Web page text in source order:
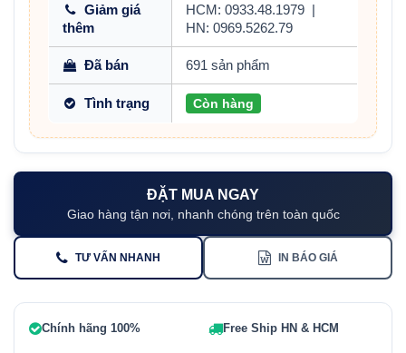
Giảm giá
thêm
HCM: 0933.48.1979
HN: 0969.5262.79
Đã bán 691 sản phẩm
Tình trạng Còn hàng
ĐẶT MUA NGAY
Giao hàng tận nơi, nhanh chóng trên toàn quốc
TƯ VẤN NHANH IN BÁO GIÁ
Chính hãng 100% Free Ship HN & HCM